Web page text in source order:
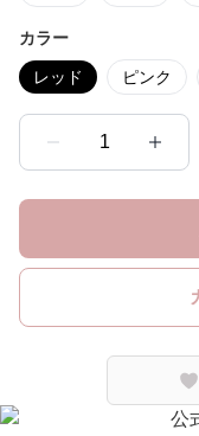
カラー
レッド ピンク
1